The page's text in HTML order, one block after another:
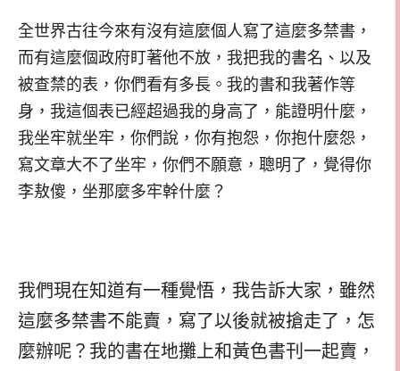
全世界古往今來有沒有這麼個人寫了這麼多禁書，
而有這麼個政府盯著他不放，我把我的書名、以及
被查禁的表，你們看有多長。我的書和我著作等
身，我這個表已經超過我的身高了，能證明什麼，
我坐牢就坐牢，你們說，你有抱怨，你抱什麼怨，
寫文章大不了坐牢，你們不願意，聰明了，覺得你
李敖傻，坐那麼多牢幹什麼？
我們現在知道有一種覺悟，我告訴大家，雖然
這麼多禁書不能賣，寫了以後就被搶走了，怎
麼辦呢？我的書在地攤上和黃色書刊一起賣，